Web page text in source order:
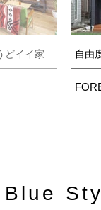
どイイ家 自由
Blue